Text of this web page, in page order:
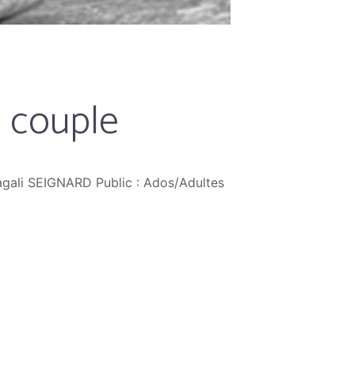
SEIGNARD Public : Ados/Adultes